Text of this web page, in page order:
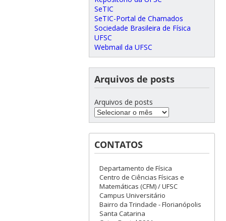
SeTIC
SeTIC-Portal de Chamados
Sociedade Brasileira de Física
UFSC
Webmail da UFSC
Arquivos de posts
Arquivos de posts
CONTATOS
Departamento de Física
Centro de Ciências Físicas e
Matemáticas (CFM) / UFSC
Campus Universitário
Bairro da Trindade - Florianópolis
Santa Catarina